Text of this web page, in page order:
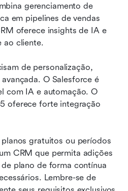
gerenciamento de
em pipelines de vendas
oferece insights de IA e
ao cliente.
de personalização,
O Salesforce é
com IA e automação. O
oferece forte integração
gratuitos ou períodos
CRM que permita adições
plano de forma contínua
Lembre-se de